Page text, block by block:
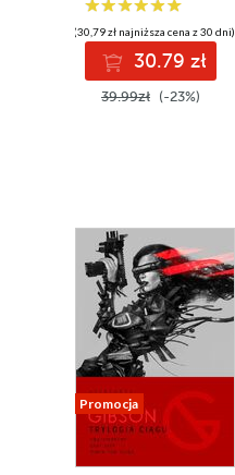
(30,79 zł najniższa cena z 30 dni)
30.79 zł
39.99zł (-23%)
Promocja